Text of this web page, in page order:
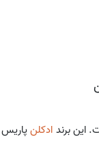
این برند ادکلنپاریس